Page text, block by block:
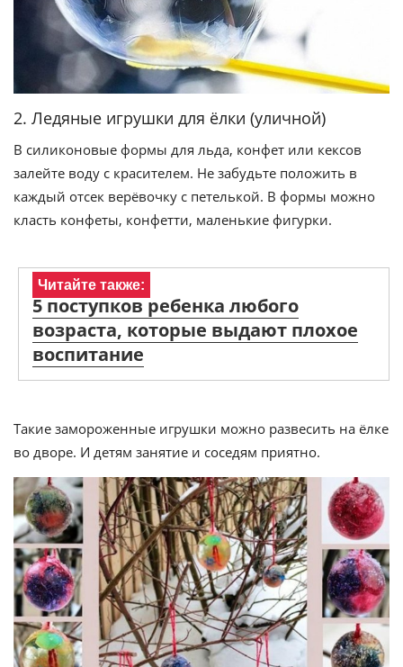
2. Ледяные игрушки для ёлки (уличной)
В силиконовые формы для льда, конфет или кексов
залейте воду с красителем. Не забудьте положить в
каждый отсек верёвочку с петелькой. В формы можно
класть конфеты, конфетти, маленькие фигурки.
Читайте также:
5 поступков ребенка любого
возраста, которые выдают плохое
воспитание
Такие замороженные игрушки можно развесить на ёлке
во дворе. И детям занятие и соседям приятно.